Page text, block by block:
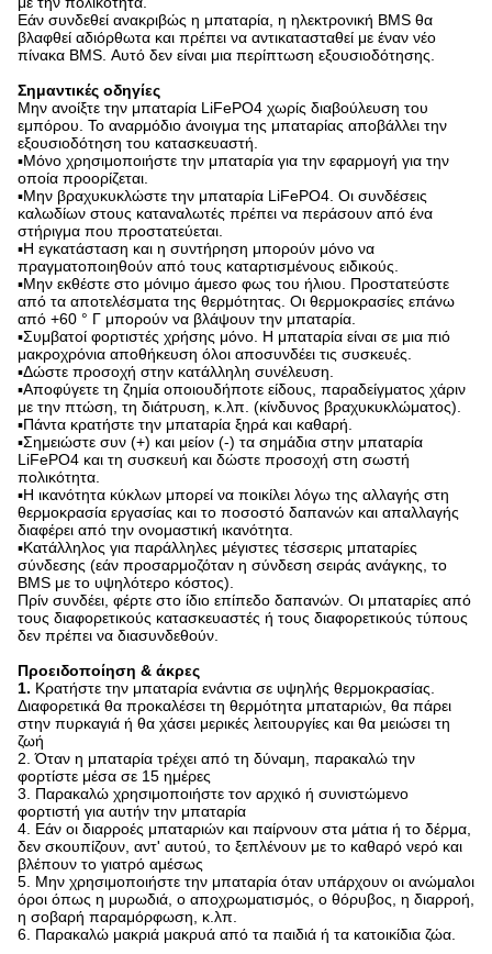
Εάν συνδεθεί ανακριβώς η μπαταρία, η ηλεκτρονική BMS θα
βλαφθεί αδιόρθωτα και πρέπει να αντικατασταθεί με έναν νέο
πίνακα BMS. Αυτό δεν είναι μια περίπτωση εξουσιοδότησης.
Σημαντικές οδηγίες
Μην ανοίξτε την μπαταρία LiFePO4 χωρίς διαβούλευση του
εμπόρου. Το αναρμόδιο άνοιγμα της μπαταρίας αποβάλλει την
εξουσιοδότηση του κατασκευαστή.
▪Μόνο χρησιμοποιήστε την μπαταρία για την εφαρμογή για την
οποία προορίζεται.
▪Μην βραχυκυκλώστε την μπαταρία LiFePO4. Οι συνδέσεις
καλωδίων στους καταναλωτές πρέπει να περάσουν από ένα
στήριγμα που προστατεύεται.
▪Η εγκατάσταση και η συντήρηση μπορούν μόνο να
πραγματοποιηθούν από τους καταρτισμένους ειδικούς.
▪Μην εκθέστε στο μόνιμο άμεσο φως του ήλιου. Προστατεύστε
από τα αποτελέσματα της θερμότητας. Οι θερμοκρασίες επάνω
από +60 ° Γ μπορούν να βλάψουν την μπαταρία.
▪Συμβατοί φορτιστές χρήσης μόνο. Η μπαταρία είναι σε μια πιό
μακροχρόνια αποθήκευση όλοι αποσυνδέει τις συσκευές.
▪Δώστε προσοχή στην κατάλληλη συνέλευση.
▪Αποφύγετε τη ζημία οποιουδήποτε είδους, παραδείγματος χάριν
με την πτώση, τη διάτρυση, κ.λπ. (κίνδυνος βραχυκυκλώματος).
▪Πάντα κρατήστε την μπαταρία ξηρά και καθαρή.
▪Σημειώστε συν (+) και μείον (-) τα σημάδια στην μπαταρία
LiFePO4 και τη συσκευή και δώστε προσοχή στη σωστή
πολικότητα.
▪Η ικανότητα κύκλων μπορεί να ποικίλει λόγω της αλλαγής στη
θερμοκρασία εργασίας και το ποσοστό δαπανών και απαλλαγής
διαφέρει από την ονομαστική ικανότητα.
▪Κατάλληλος για παράλληλες μέγιστες τέσσερις μπαταρίες
σύνδεσης (εάν προσαρμοζόταν η σύνδεση σειράς ανάγκης, το
BMS με το υψηλότερο κόστος).
Πρίν συνδέει, φέρτε στο ίδιο επίπεδο δαπανών. Οι μπαταρίες από
τους διαφορετικούς κατασκευαστές ή τους διαφορετικούς τύπους
δεν πρέπει να διασυνδεθούν.
Προειδοποίηση & άκρες
1. Κρατήστε την μπαταρία ενάντια σε υψηλής θερμοκρασίας.
Διαφορετικά θα προκαλέσει τη θερμότητα μπαταριών, θα πάρει
στην πυρκαγιά ή θα χάσει μερικές λειτουργίες και θα μειώσει τη
ζωή
2. Όταν η μπαταρία τρέχει από τη δύναμη, παρακαλώ την
φορτίστε μέσα σε 15 ημέρες
3. Παρακαλώ χρησιμοποιήστε τον αρχικό ή συνιστώμενο
φορτιστή για αυτήν την μπαταρία
4. Εάν οι διαρροές μπαταριών και παίρνουν στα μάτια ή το δέρμα,
δεν σκουπίζουν, αντ' αυτού, το ξεπλένουν με το καθαρό νερό και
βλέπουν το γιατρό αμέσως
5. Μην χρησιμοποιήστε την μπαταρία όταν υπάρχουν οι ανώμαλοι
όροι όπως η μυρωδιά, ο αποχρωματισμός, ο θόρυβος, η διαρροή,
η σοβαρή παραμόρφωση, κ.λπ.
6. Παρακαλώ μακριά μακρυά από τα παιδιά ή τα κατοικίδια ζώα.